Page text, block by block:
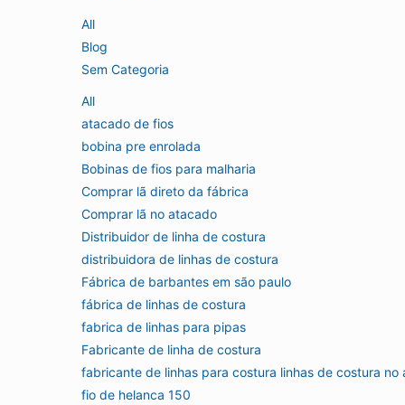
All
Blog
Sem Categoria
All
atacado de fios
bobina pre enrolada
Bobinas de fios para malharia
Comprar lã direto da fábrica
Comprar lã no atacado
Distribuidor de linha de costura
distribuidora de linhas de costura
Fábrica de barbantes em são paulo
fábrica de linhas de costura
fabrica de linhas para pipas
Fabricante de linha de costura
fabricante de linhas para costura linhas de costura no
fio de helanca 150